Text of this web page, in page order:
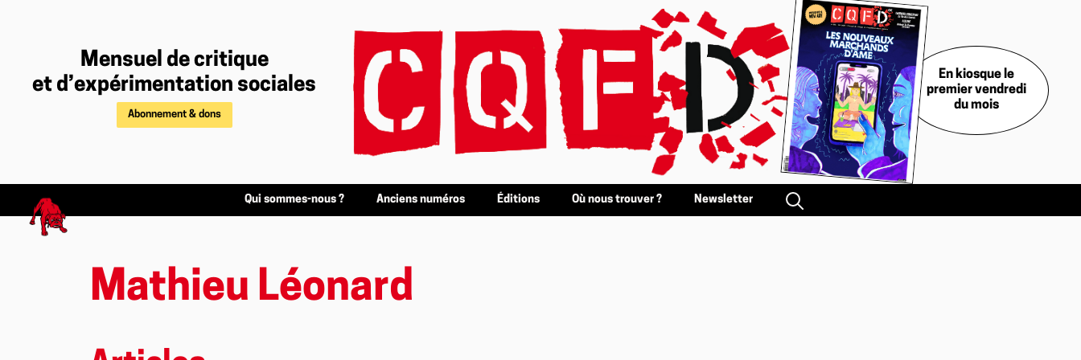
Mensuel de critique
et d’expérimentation sociales
Abonnement & dons
En kiosque le
premier vendredi
du mois
Qui sommes-nous ? Anciens numéros Éditions Où nous trouver ? Newsletter
Mathieu Léonard